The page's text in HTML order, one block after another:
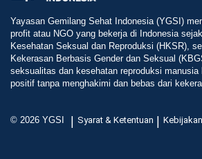
Yayasan Gemilang Sehat Indonesia (YGSI)
profit atau NGO yang bekerja di Indonesia
Kesehatan Seksual dan Reproduksi (HKSR),
Kekerasan Berbasis Gender dan Seksual
seksualitas dan kesehatan reproduksi manusia
positif tanpa menghakimi dan bebas dari
© 2026 YGSI | Syarat & Ketentuan |